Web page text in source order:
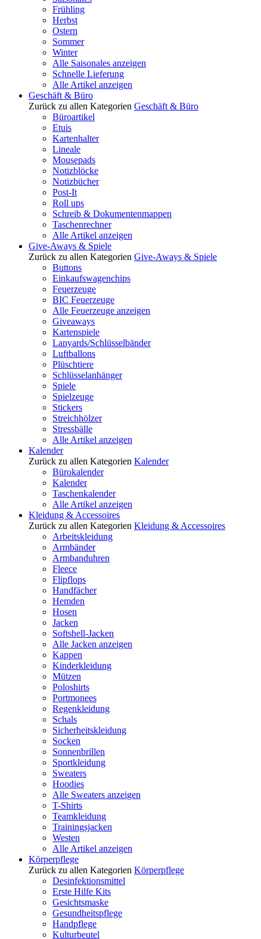
Frühling
Herbst
Ostern
Sommer
Winter
Alle Saisonales anzeigen
Schnelle Lieferung
Alle Artikel anzeigen
Geschäft & Büro
Zurück zu allen Kategorien Geschäft & Büro
Büroartikel
Etuis
Kartenhalter
Lineale
Mousepads
Notizblöcke
Notizbücher
Post-It
Roll ups
Schreib & Dokumentenmappen
Taschenrechner
Alle Artikel anzeigen
Give-Aways & Spiele
Zurück zu allen Kategorien Give-Aways & Spiele
Buttons
Einkaufswagenchips
Feuerzeuge
BIC Feuerzeuge
Alle Feuerzeuge anzeigen
Giveaways
Kartenspiele
Lanyards/Schlüsselbänder
Luftballons
Plüschtiere
Schlüsselanhänger
Spiele
Spielzeuge
Stickers
Streichhölzer
Stressbälle
Alle Artikel anzeigen
Kalender
Zurück zu allen Kategorien Kalender
Bürokalender
Kalender
Taschenkalender
Alle Artikel anzeigen
Kleidung & Accessoires
Zurück zu allen Kategorien Kleidung & Accessoires
Arbeitskleidung
Armbänder
Armbanduhren
Fleece
Flipflops
Handfächer
Hemden
Hosen
Jacken
Softshell-Jacken
Alle Jacken anzeigen
Kappen
Kinderkleidung
Mützen
Poloshirts
Portmonees
Regenkleidung
Schals
Sicherheitskleidung
Socken
Sonnenbrillen
Sportkleidung
Sweaters
Hoodies
Alle Sweaters anzeigen
T-Shirts
Teamkleidung
Trainingsjacken
Westen
Alle Artikel anzeigen
Körperpflege
Zurück zu allen Kategorien Körperpflege
Desinfektionsmittel
Erste Hilfe Kits
Gesichtsmaske
Gesundheitspflege
Handpflege
Kulturbeutel